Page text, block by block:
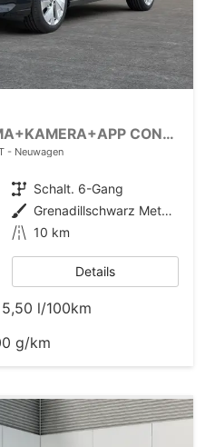
Prime ACC+SHZ+KLIMA+KAMERA+APP CONNECT+LED+17" ALU
Neuwagen
Getriebe Schalt. 6-Gang
Außenfarbe
Grenadillschwarz Metallic
Kilometerstand 10 km
Details
5,50 l/100km
g/km